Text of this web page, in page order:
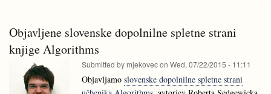
Objavljene slovenske dopolnilne spletne strani
knjige Algorithms
Submitted by mjekovecon Wed, 07/22/2015 - 11:11
Objavljamo slovenske dopolnilne spletne strani